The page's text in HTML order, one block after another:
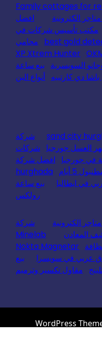
Family cottages for
الكترونية
افضل
مكتب تأسيس شركات في
best gold
محامي
XP Xtrem Hunter
السويسرية
بيع ساعة
باشا دي كارتييه أنواع البن
sand city
شركة
العسل جورجيا
شركات
في جورجيا
افضل شركة
5 أيام
hurghada
في ايطاليا
بيع ساعة
رولكس
الكترونية
شركة
المعادن
Minelab
Nokta Magnetar
عربي في سويسرا
بيع
مقاول تكسير وترميم